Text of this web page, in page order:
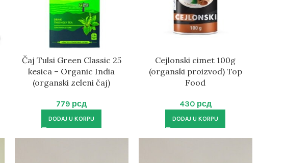
Čaj Tulsi Green Classic 25
kesica – Organic India
(organski zeleni čaj)
779 рсд
DODAJ U KORPU
Cejlonski cimet 100g
(organski proizvod) Top
Food
430 рсд
DODAJ U KORPU